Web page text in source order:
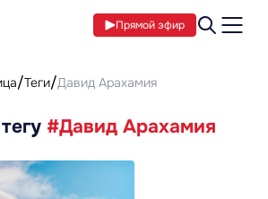
Прямой эфир
Теги Давид Арахамия
#Давид Арахамия